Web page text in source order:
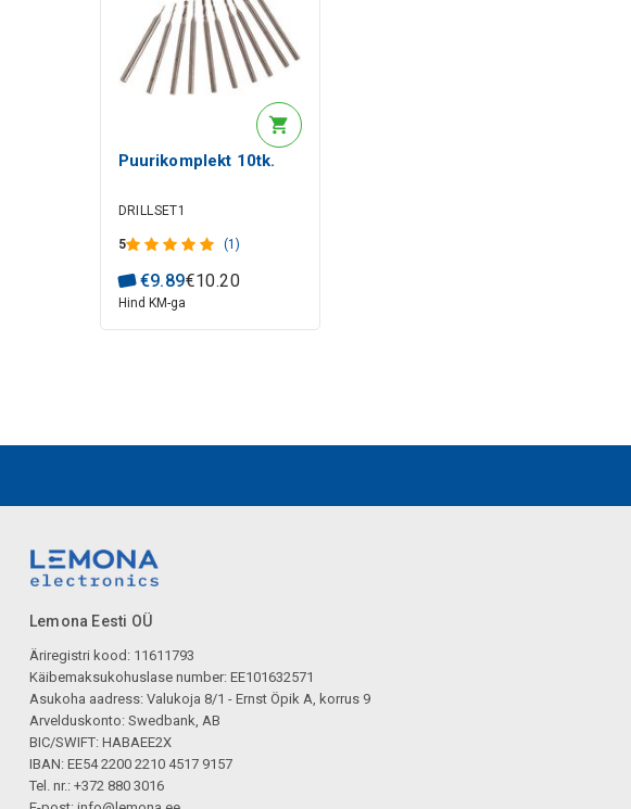
Puurikomplekt 10tk.
DRILLSET1
5 (1)
€9.89€10.20
Hind KM-ga
Lemona Eesti OÜ
Äriregistri kood: 11611793
Käibemaksukohuslase number: EE101632571
Asukoha aadress: Valukoja 8/1 - Ernst Öpik A, korrus 9
Arvelduskonto: Swedbank, AB
BIC/SWIFT: HABAEE2X
IBAN: EE54 2200 2210 4517 9157
Tel. nr.: +372 880 3016